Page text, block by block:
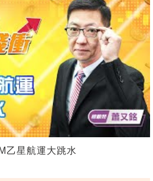
乙星航運大跳水